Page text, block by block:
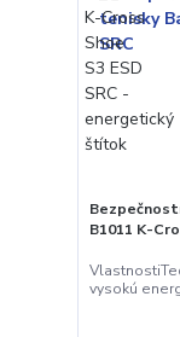
B1011 K-
vysokú